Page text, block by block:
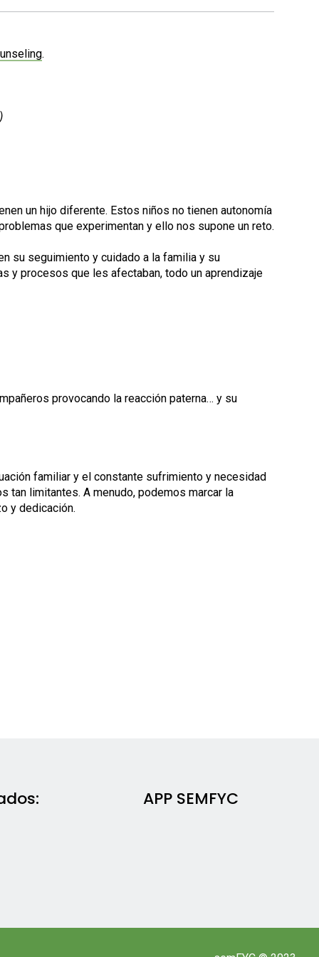
.
un hijo diferente. Estos niños no tienen autonomía
que experimentan y ello nos supone un reto.
su seguimiento y cuidado a la familia y su
y procesos que les afectaban, todo un aprendizaje
provocando la reacción paterna… y su
familiar y el constante sufrimiento y necesidad
tan limitantes. A menudo, podemos marcar la
y dedicación.
APP SEMFYC